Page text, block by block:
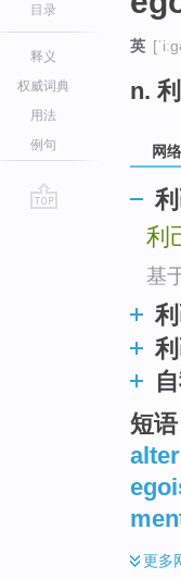
目录
释义
权威词典
用法
例句
英
n.
网
利
基
短语
更多